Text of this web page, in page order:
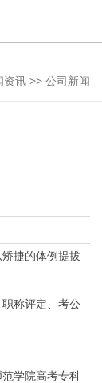
资讯 >> 公司新闻
捷的体例提拔
称评定、考公
学院高考专科